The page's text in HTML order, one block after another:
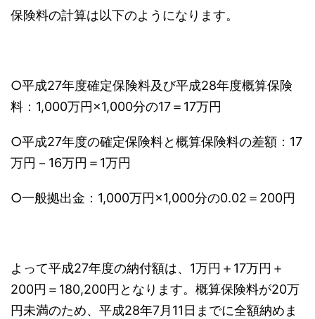
保険料の計算は以下のようになります。
○平成27年度確定保険料及び平成28年度概算保険
料：1,000万円×1,000分の17＝17万円
○平成27年度の確定保険料と概算保険料の差額：17
万円－16万円＝1万円
○一般拠出金：1,000万円×1,000分の0.02＝200円
よって平成27年度の納付額は、1万円＋17万円＋
200円＝180,200円となります。概算保険料が20万
円未満のため、平成28年7月11日までに全額納めま